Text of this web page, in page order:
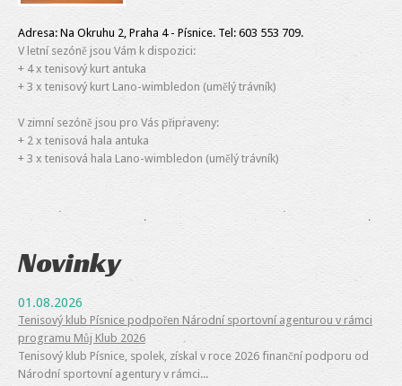
Adresa: Na Okruhu 2, Praha 4 - Písnice. Tel: 603 553 709.
V letní sezóně jsou Vám k dispozici:
+ 4 x tenisový kurt antuka
+ 3 x tenisový kurt Lano-wimbledon (umělý trávník)
V zimní sezóně jsou pro Vás připraveny:
+ 2 x tenisová hala antuka
+ 3 x tenisová hala Lano-wimbledon (umělý trávník)
Novinky
01.08.2026
Tenisový klub Písnice podpořen Národní sportovní agenturou v rámci
programu Můj Klub 2026
Tenisový klub Písnice, spolek, získal v roce 2026 finanční podporu od
Národní sportovní agentury v rámci...